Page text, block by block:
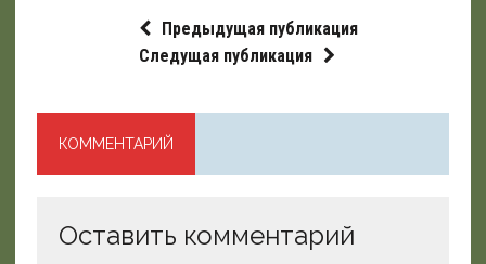
Предыдущая публикация
Следущая публикация
КОММЕНТАРИЙ
Оставить комментарий